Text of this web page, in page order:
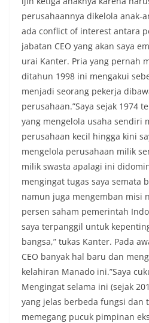
perusahaannya dikelola anak-
ada conflict of interest antara
jabatan CEO yang akan saya
urai Kanter. Pria yang pernah
ditahun 1998 ini mengakui
menjadi seorang pekerja
perusahaan.”Saya sejak 1974
yang mengelola usaha sendiri
perusahaan kecil hingga kini
mengelola perusahaan milik
milik swasta apalagi ini
mengingat tugas saya semata
namun juga mengemban misi
persen saham pemerintah
saya terpanggil untuk
bangsa,” tukas Kanter. Pada
CEO banyak hal baru dan
kelahiran Manado ini.”Saya
Mengingat selama ini (sejak
yang jelas berbeda fungsi dan
memegang pucuk pimpinan